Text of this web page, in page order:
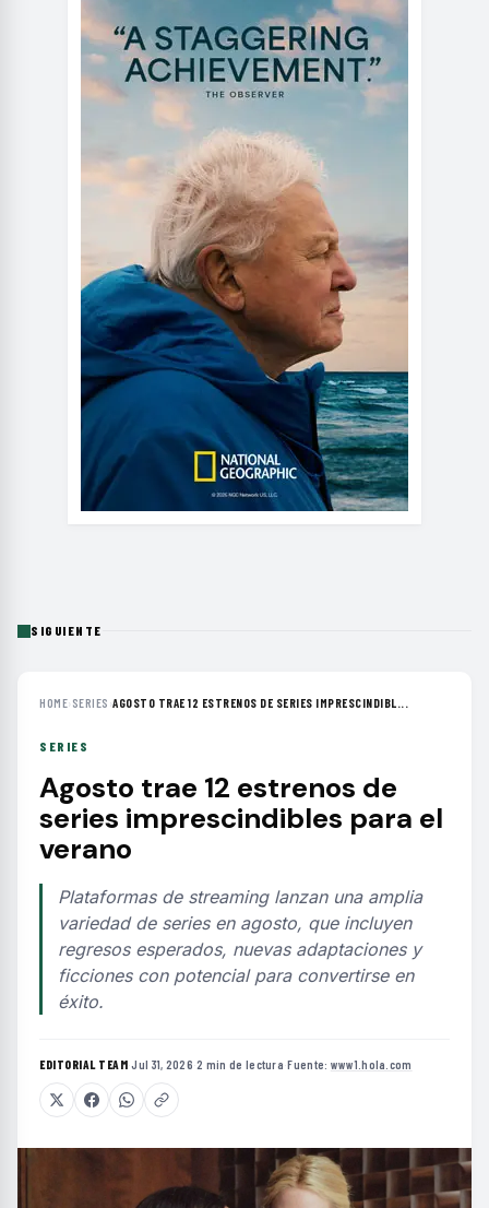
SIGUIENTE
HOME› SERIES ›AGOSTO TRAE 12 ESTRENOS DE SERIES IMPRESCINDIBL...
SERIES
Agosto trae 12 estrenos de
series imprescindibles para el
verano
Plataformas de streaming lanzan una amplia
variedad de series en agosto, que incluyen
regresos esperados, nuevas adaptaciones y
ficciones con potencial para convertirse en
éxito.
EDITORIAL TEAM·Jul 31, 2026·2 min de lectura·Fuente: www1.hola.com